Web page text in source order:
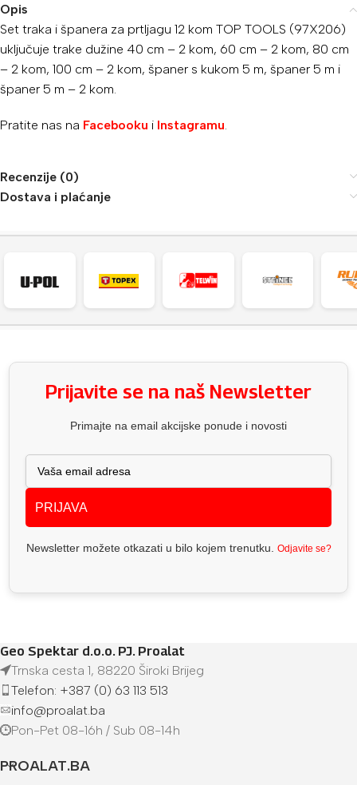
Opis
Set traka i španera za prtljagu 12 kom TOP TOOLS (97X206)
uključuje trake dužine 40 cm – 2 kom, 60 cm – 2 kom, 80 cm
– 2 kom, 100 cm – 2 kom, španer s kukom 5 m, španer 5 m i
španer 5 m – 2 kom.
Pratite nas na Facebooku i Instagramu
Recenzije (0)
Dostava i plaćanje
Prijavite se na naš Newsletter
Primajte na email akcijske ponude i novosti
PRIJAVA
Newsletter možete otkazati u bilo kojem trenutku. Odjavite se?
Geo Spektar d.o.o. PJ. Proalat
Trnska cesta 1, 88220 Široki Brijeg
Telefon: +387 (0) 63 113 513
info@proalat.ba
Pon-Pet 08-16h / Sub 08-14h
PROALAT.BA